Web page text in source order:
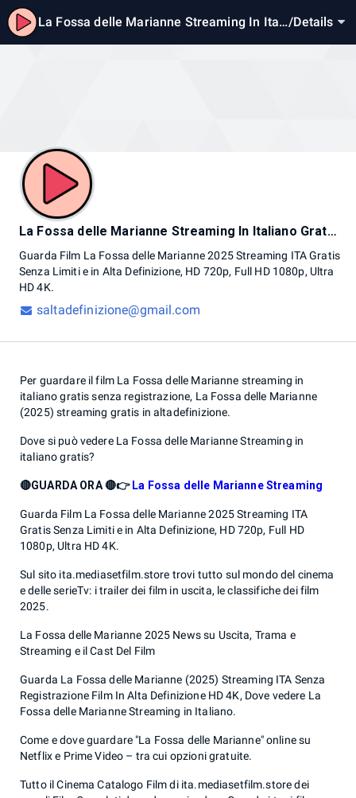
La Fossa delle Marianne Streaming In Itali /Details
La Fossa delle Marianne Streaming In Italiano Gratuito
Guarda Film La Fossa delle Marianne 2025Streaming ITAGratis
Senza Limiti e in Alta Definizione, HD 720p, Full HD 1080p, Ultra
HD 4K.
saltadefinizione@gmail.com
Per guardare il film La Fossa delle Marianne streaming in
italiano gratis senza registrazione, La Fossa delle Marianne
(2025) streaming gratis in altadefinizione.
Dove si può vedere La Fossa delle Marianne Streaming in
italiano gratis?
🔴GUARDA ORA 🔴👉La Fossa delle Marianne Streaming
Guarda Film La Fossa delle Marianne 2025 Streaming ITA
Gratis Senza Limiti e in Alta Definizione, HD 720p, Full HD
1080p, Ultra HD 4K.
Sul sito ita.mediasetfilm.store trovi tutto sul mondo del cinema
e delle serieTv: i trailer dei film in uscita, le classifiche dei film
2025.
La Fossa delle Marianne 2025 News su Uscita, Trama e
Streaming e il Cast Del Film
Guarda La Fossa delle Marianne (2025) Streaming ITA Senza
Registrazione Film In Alta Definizione HD 4K, Dove vedere La
Fossa delle Marianne Streaming in Italiano.
Come e dove guardare "La Fossa delle Marianne" online su
Netflix e Prime Video – tra cui opzioni gratuite.
Tutto il Cinema Catalogo Film di ita.mediasetfilm.store dei